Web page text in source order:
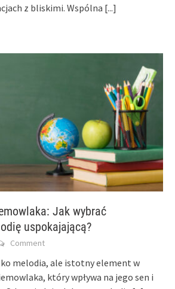
z bliskimi. Wspólna [...]
Jak wybrać
uspokajającą?
Comment
melodia, ale istotny element w
który wpływa na jego sen i